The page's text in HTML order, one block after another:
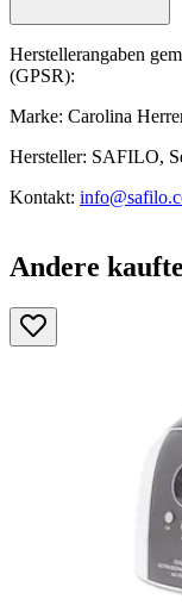
Herstellerangaben
(GPSR):
Marke: Carolina
Hersteller: SAFILO,
Kontakt:
Andere